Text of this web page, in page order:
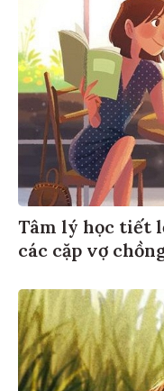
Tâm lý học tiết
các cặp vợ